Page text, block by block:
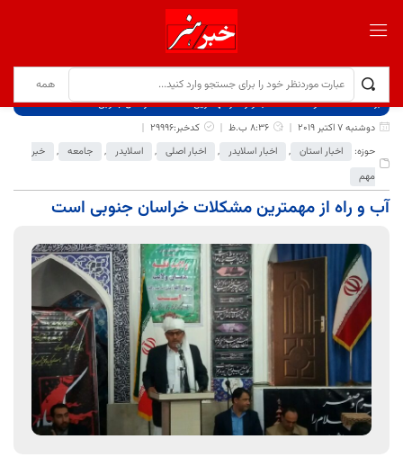
برگ نخست نوشته‌ها
آب و راه از مهمترین مشکلات خراسان جنوبی است
دوشنبه 7 اکتبر 2019
8:36 ب.ظ
کدخبر:29996
حوزه:
اخبار استان , اخبار اسلایدر , اخبار اصلی , اسلایدر , جامعه ,
خبر
مهم
آب و راه از مهمترین مشکلات خراسان جنوبی است